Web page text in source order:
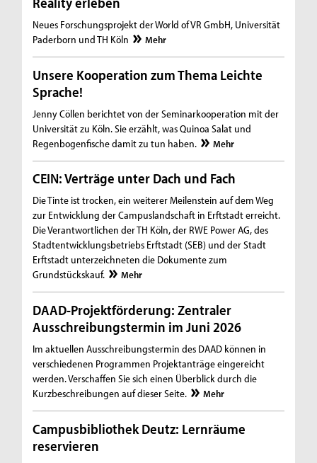
Neues Forschungsprojekt der World of VR GmbH, Universität
Paderborn und TH Köln
Mehr
Unsere Kooperation zum Thema Leichte
Sprache!
Jenny Cöllen berichtet von der Seminarkooperation mit der
Universität zu Köln. Sie erzählt, was Quinoa Salat und
Regenbogenfische damit zu tun haben.
Mehr
CEIN: Verträge unter Dach und Fach
Die Tinte ist trocken, ein weiterer Meilenstein auf dem Weg
zur Entwicklung der Campuslandschaft in Erftstadt erreicht.
Die Verantwortlichen der TH Köln, der RWE Power AG, des
Stadtentwicklungsbetriebs Erftstadt (SEB) und der Stadt
Erftstadt unterzeichneten die Dokumente zum
Grundstückskauf.
Mehr
DAAD-Projektförderung: Zentraler
Ausschreibungstermin im Juni 2026
Im aktuellen Ausschreibungstermin des DAAD können in
verschiedenen Programmen Projektanträge eingereicht
werden. Verschaffen Sie sich einen Überblick durch die
Kurzbeschreibungen auf dieser Seite.
Mehr
Campusbibliothek Deutz: Lernräume
reservieren